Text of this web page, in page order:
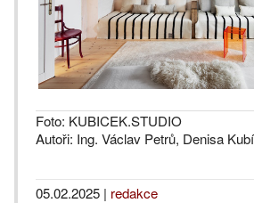
Foto: KUBICEK.STUDIO
Autoři: Ing. Václav Petrů, Denisa
05.02.2025 | redakce